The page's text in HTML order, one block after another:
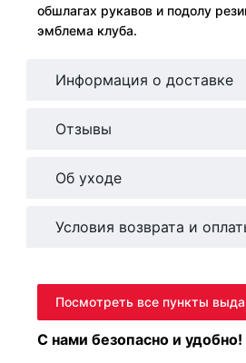
обшлагах рукавов и подолу
эмблема клуба.
Информация о доставке
Отзывы
Об уходе
Условия возврата и
Посмотреть все пункты
С нами безопасно и удобно!